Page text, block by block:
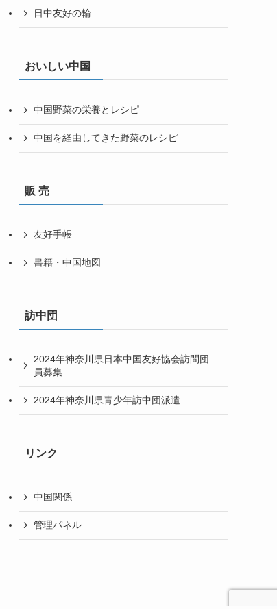
日中友好の輪
おいしい中国
中国野菜の栄養とレシピ
中国を経由してきた野菜のレシピ
販 売
友好手帳
書籍・中国地図
訪中団
2024年神奈川県日本中国友好協会訪問団
員募集
2024年神奈川県青少年訪中団派遣
リンク
中国関係
管理パネル